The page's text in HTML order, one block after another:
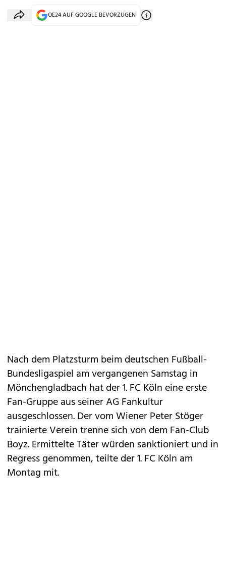
OE24 AUF GOOGLE BEVORZUGEN
Nach dem Platzsturm beim deutschen Fußball-
Bundesligaspiel am vergangenen Samstag in
Mönchengladbach hat der 1. FC Köln eine erste
Fan-Gruppeaus seiner AG Fankultur
ausgeschlossen. Der vom Wiener Peter Stöger
trainierte Verein trenne sich von dem Fan-Club
Boyz. Ermittelte Täter würden sanktioniert und in
Regress genommen, teilte der 1. FC Köln am
Montag mit.